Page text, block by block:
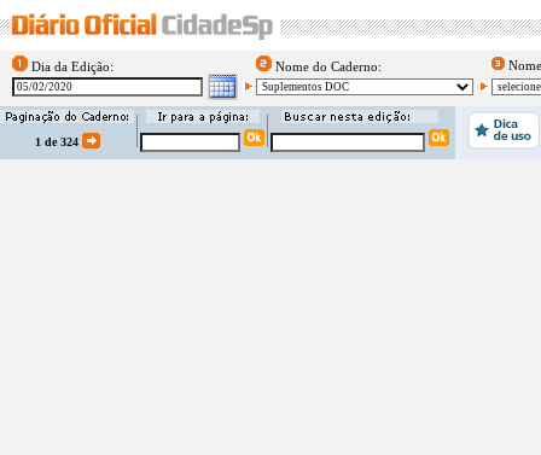
Dia da Edição: Nome do Caderno:
1 de 324